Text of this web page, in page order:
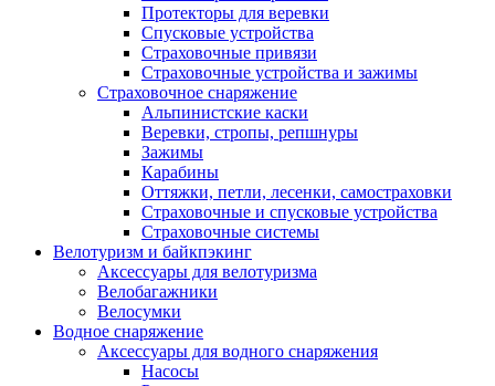
Протекторы для веревки
Спусковые устройства
Страховочные привязи
Страховочные устройства и зажимы
Страховочное снаряжение
Альпинистские каски
Веревки, стропы, репшнуры
Зажимы
Карабины
Оттяжки, петли, лесенки, самостраховки
Страховочные и спусковые устройства
Страховочные системы
Велотуризм и байкпэкинг
Аксессуары для велотуризма
Велобагажники
Велосумки
Водное снаряжение
Аксессуары для водного снаряжения
Насосы